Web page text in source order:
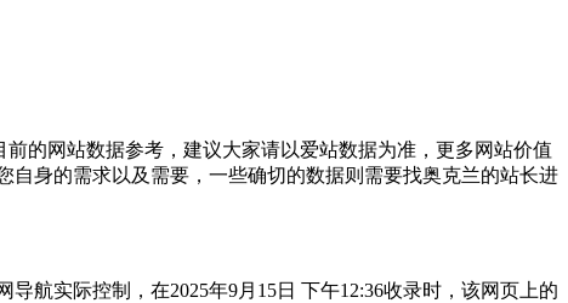
前的网站数据参考，建议大家请以爱站数据为准，更多网站价值
身的需求以及需要，一些确切的数据则需要找奥克兰的站长进
航实际控制，在2025年9月15日 下午12:36收录时，该网页上的